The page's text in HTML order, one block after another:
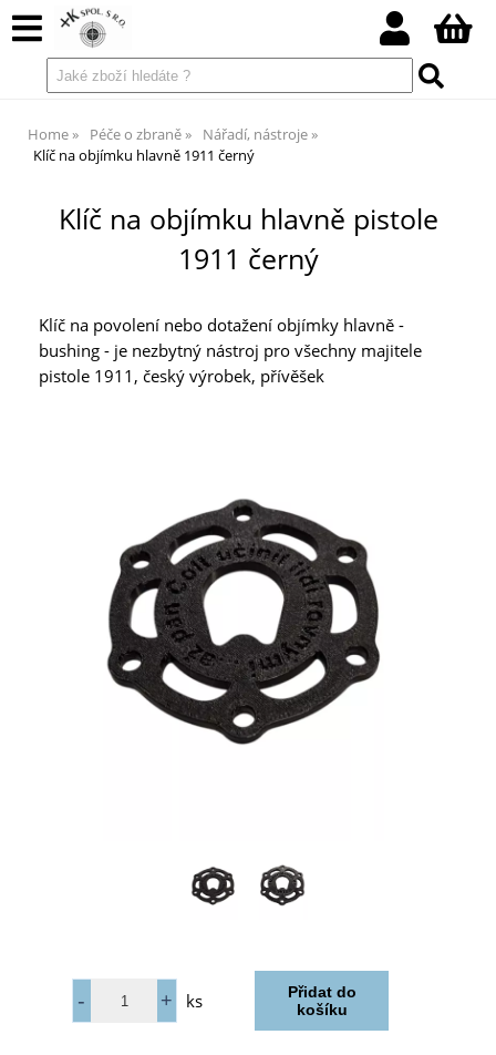
Home Péče o zbraně
Nářadí, nástroje
Klíč na objímku hlavně 1911 černý
Klíč na objímku hlavně pistole
1911 černý
Klíč na povolení nebo dotažení objímky hlavně -
bushing - je nezbytný nástroj pro všechny majitele
pistole 1911, český výrobek, přívěšek
ks